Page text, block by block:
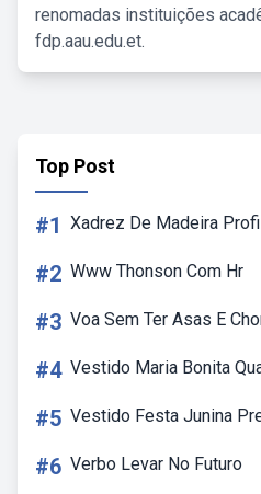
renomadas instituições
fdp.aau.edu.et.
Top Post
#1 Xadrez De Madeira
#2 Www Thonson Com Hr
#3 Voa Sem Ter Asas E
#4 Vestido Maria Bonita
#5 Vestido Festa Junina
#6 Verbo Levar No Futuro